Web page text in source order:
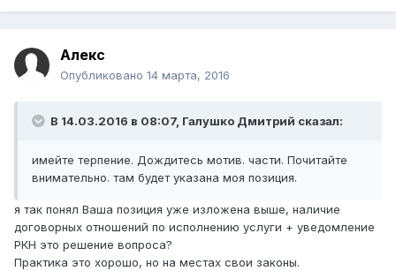
Алекc
Опубликовано 14 марта, 2016
В 14.03.2016 в 08:07, Галушко Дмитрий сказал:
имейте терпение. Дождитесь мотив. части. Почитайте
внимательно. там будет указана моя позиция.
я так понял Ваша позиция уже изложена выше, наличие
договорных отношений по исполнению услуги + уведомление
РКН это решение вопроса?
Практика это хорошо, но на местах свои законы.